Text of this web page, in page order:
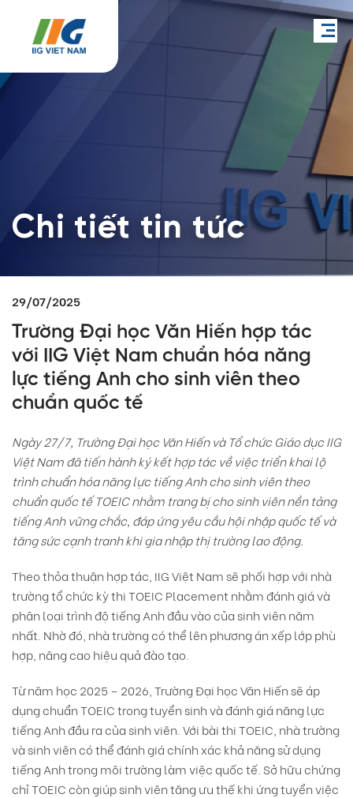
Chi tiết tin tức
29/07/2025
Trường Đại học Văn Hiến hợp tác
với IIG Việt Nam chuẩn hóa năng
lực tiếng Anh cho sinh viên theo
chuẩn quốc tế
Ngày 27/7, Trường Đại học Văn Hiến và Tổ chức Giáo dục IIG
Việt Nam đã tiến hành ký kết hợp tác về việc triển khai lộ
trình chuẩn hóa năng lực tiếng Anh cho sinh viên theo
chuẩn quốc tế TOEIC nhằm trang bị cho sinh viên nền tảng
tiếng Anh vững chắc, đáp ứng yêu cầu hội nhập quốc tế và
tăng sức cạnh tranh khi gia nhập thị trường lao động.
Theo thỏa thuận hợp tác, IIG Việt Nam sẽ phối hợp với nhà
trường tổ chức kỳ thi TOEIC Placement nhằm đánh giá và
phân loại trình độ tiếng Anh đầu vào của sinh viên năm
nhất. Nhờ đó, nhà trường có thể lên phương án xếp lớp phù
hợp, nâng cao hiệu quả đào tạo.
Từ năm học 2025 – 2026, Trường Đại học Văn Hiến sẽ áp
dụng chuẩn TOEIC trong tuyển sinh và đánh giá năng lực
tiếng Anh đầu ra của sinh viên. Với bài thi TOEIC, nhà trường
và sinh viên có thể đánh giá chính xác khả năng sử dụng
tiếng Anh trong môi trường làm việc quốc tế. Sở hữu chứng
chỉ TOEIC còn giúp sinh viên tăng ưu thế khi ứng tuyển việc